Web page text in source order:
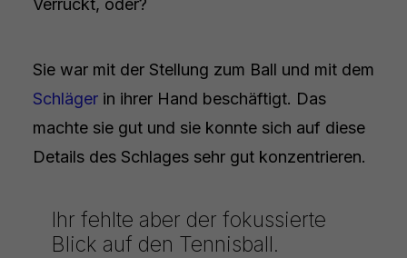
Verrückt, oder?
Sie war mit der Stellung zum Ball und mit dem
Schlägerin ihrer Hand beschäftigt. Das
machte sie gut und sie konnte sich auf diese
Details des Schlages sehr gut konzentrieren.
Ihr fehlte aber der fokussierte
Blick auf den Tennisball.